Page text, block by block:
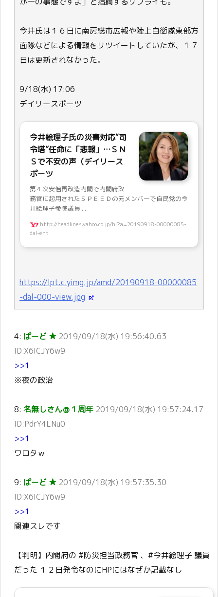
今井氏は１６日に南房総市広報や陸上自衛隊東部方
面隊などによる情報をリツイートしていたが、１７
日は更新されなかった。
9/18(水) 17:06
デイリースポーツ
今井絵理子氏の災害対応“司
令塔”任命に「悲報」…ＳＮ
Ｓで不安の声（デイリース
ポーツ
第４次安倍再改造内閣で内閣府政
務官に起用されたＳＰＥＥＤの元メンバーで自民党の今
井絵理子参院議員 ...
http://headlines.yahoo.co.jp/hl?a=20190918-00000085-
dal-ent
https://lpt.c.yimg.jp/amd/20190918-00000085
-dal-000-view.jpg
4: ばーど ★ 2019/09/18(水) 19:56:40.63
ID:X6ICJY6w9
>>1
※夜の政治
8: 名無しさん＠１周年 2019/09/18(水) 19:57:24.17
ID:PdrY4LNu0
>>1
ワロタｗ
9: ばーど ★ 2019/09/18(水) 19:57:35.30
ID:X6ICJY6w9
>>1
関連スレです
【判明】内閣府の #防災担当政務官 、#今井絵理子 議員
だった １２日発令なのにHPにはなぜか記載なし